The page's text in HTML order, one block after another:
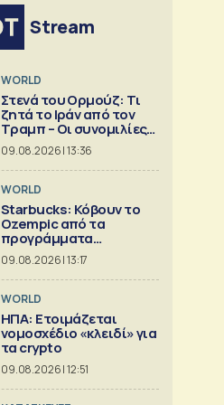
Stream
WORLD
Στενά του Ορμούζ: Τι
ζητά το Ιράν από τον
Τραμπ – Οι συνομιλίες
με το Ομάν
09.08.2026 | 13:36
WORLD
Starbucks: Κόβουν το
Ozempic από τα
προγράμματα
ασφάλισης
09.08.2026 | 13:17
WORLD
ΗΠΑ: Ετοιμάζεται
νομοσχέδιο «κλειδί» για
τα crypto
09.08.2026 | 12:51